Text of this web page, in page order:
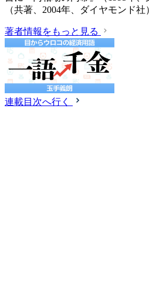
（共著、2004年、ダイヤモンド社
著者情報をもっと見る
連載目次へ行く